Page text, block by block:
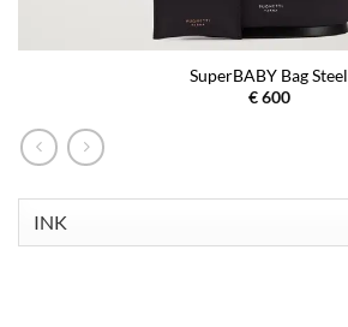
SuperBABY Bag Steel
€600